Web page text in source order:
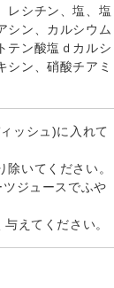
レシチン、塩、塩
シン、カルシウム
テン酸塩ｄカルシ
シン、硝酸チアミ
ッシュ)に入れて
いてください。
ジュースでふや
えてください。